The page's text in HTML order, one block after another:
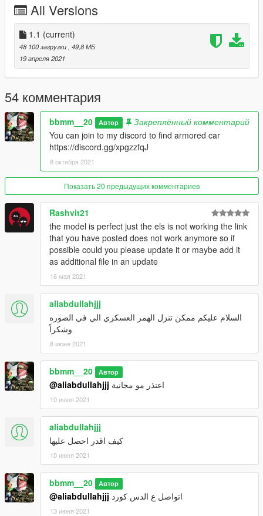
All Versions
1.1 (current)
48 100 загрузки , 49,8 МБ
19 апреля 2021
54 комментария
bbmm__20 Автор
Закреплённый комментарий
You can join to my discord to find armored car
https://discord.gg/xpgzzfqJ
8 октября 2021
Показать 20 предыдущих комментариев
Rashvit21
the model is perfect just the els is not working the link
that you have posted does not work anymore so if
possible could you please update it or maybe add it
as additional file in an update
16 мая 2021
aliabdullahjjj
السلام عليكم ممكن تنزل الهمر العسكري الي في الصوره
وشكراً
8 июня 2021
bbmm__20 Автор
@aliabdullahjjj اعتذر مو مجانية
10 июня 2021
aliabdullahjjj
كيف اقدر احصل عليها
10 июня 2021
bbmm__20 Автор
@aliabdullahjjj اتواصل ع الدس كورد
13 июня 2021